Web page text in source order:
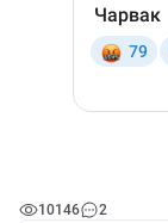
10146 2